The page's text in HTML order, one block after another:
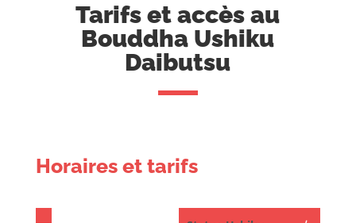
Tarifs et accès au
Bouddha Ushiku
Daibutsu
Horaires et tarifs